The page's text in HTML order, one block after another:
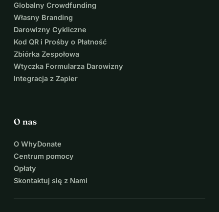
Globalny Crowdfunding
Własny Branding
Darowizny Cykliczne
Kod QR i Prośby o Płatność
Zbiórka Zespołowa
Wtyczka Formularza Darowizny
Integracja z Zapier
O nas
O WhyDonate
Centrum pomocy
Opłaty
Skontaktuj się z Nami